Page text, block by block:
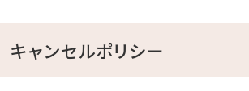
キャンセルポリシー